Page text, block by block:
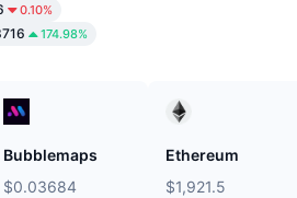
0.10%
174.98%
Bubblemaps
$0.03684
Ethereum
$1,921.5